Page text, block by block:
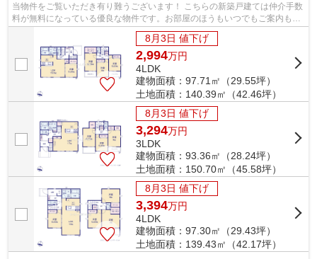
当物件をご覧いただき有り難うございます！ こちらの新築戸建ては仲介手数
料が無料になっている優良な物件です。お部屋のほうもいつでもご案内もさ
せて頂きますのでお気軽にお問合せ下...
8月3日 値下げ
2,994万円
4LDK
建物面積：97.71㎡（29.55坪）
土地面積：140.39㎡（42.46坪）
8月3日 値下げ
3,294万円
3LDK
建物面積：93.36㎡（28.24坪）
土地面積：150.70㎡（45.58坪）
8月3日 値下げ
3,394万円
4LDK
建物面積：97.30㎡（29.43坪）
土地面積：139.43㎡（42.17坪）